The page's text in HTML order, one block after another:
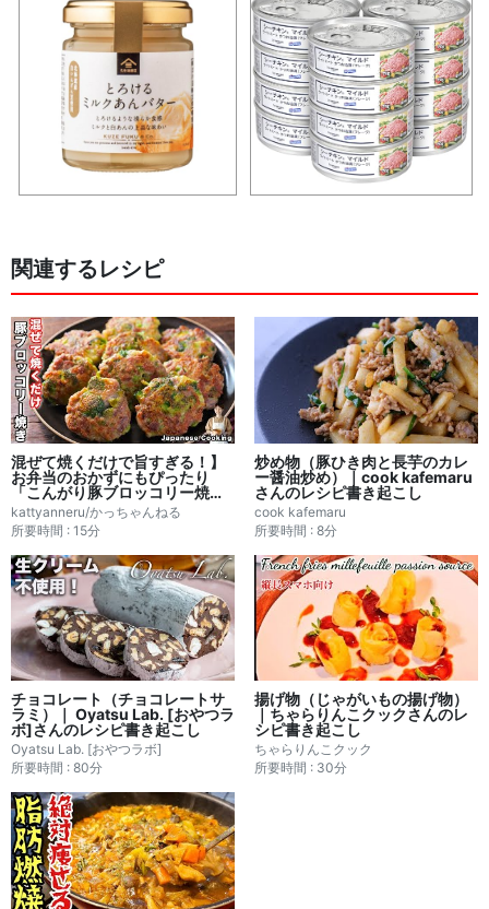
関連するレシピ
混ぜて焼くだけで旨すぎる！】
お弁当のおかずにもぴったり
「こんがり豚ブロッコリー焼
き」の作り方｜かっちゃんねる
さんのレシピ書き起こし
kattyanneru/かっちゃんねる
所要時間 : 15分
炒め物（豚ひき肉と長芋のカレ
ー醤油炒め）｜cook kafemaru
さんのレシピ書き起こし
cook kafemaru
所要時間 : 8分
チョコレート（チョコレートサ
ラミ）｜ Oyatsu Lab. [おやつラ
ボ]さんのレシピ書き起こし
Oyatsu Lab. [おやつラボ]
所要時間 : 80分
揚げ物（じゃがいもの揚げ物）
｜ちゃらりんこクックさんのレ
シピ書き起こし
ちゃらりんこクック
所要時間 : 30分